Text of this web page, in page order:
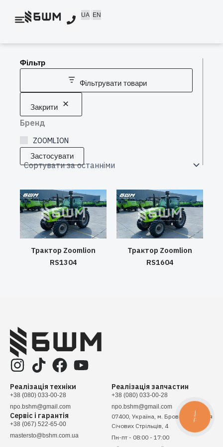
UA EN
Фільтр
Фільтрувати товари
Закрити
Бренд
ZOOMLION
Застосувати
Трактор Zoomlion
RS1304
Трактор Zoomlion
RS1604
Реалізація техніки
+38 (080) 033-00-28
npo.bshm@gmail.com
Сервіс і гарантія
+38 (067) 522-65-00
mastersto@bshm.com.ua
Реалізація запчастин
+38 (080) 033-00-28
npo.bshm@gmail.com
07400, Україна, м. Бровари, вулиця
Січових Стрільців, 4
Пн-пт - 08:00 - 17:00
КНОПКА
ЗВ'ЯЗКУ